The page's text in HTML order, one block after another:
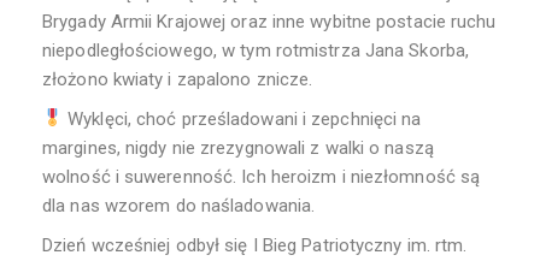
Brygady Armii Krajowej oraz inne wybitne postacie ruchu
niepodległościowego, w tym rotmistrza Jana Skorba,
złożono kwiaty i zapalono znicze.
Wyklęci, choć prześladowani i zepchnięci na
margines, nigdy nie zrezygnowali z walki o naszą
wolność i suwerenność. Ich heroizm i niezłomność są
dla nas wzorem do naśladowania.
Dzień wcześniej odbył się I Bieg Patriotyczny im. rtm.